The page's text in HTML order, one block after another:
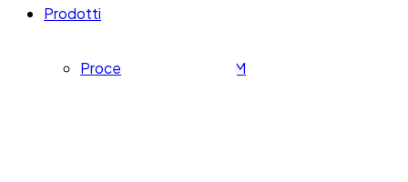
Prodotti
Processi aziendali – BPM